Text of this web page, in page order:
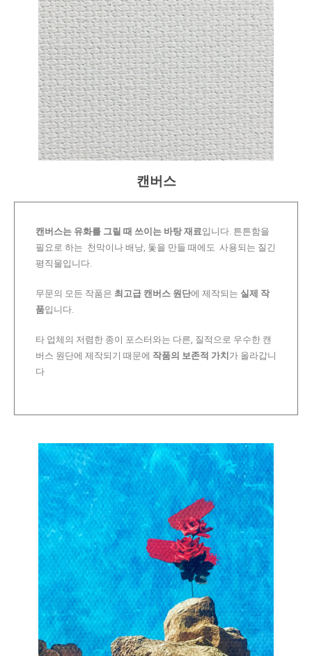
캔버스
캔버스는 유화를 그릴 때 쓰이는 바탕 재료입니다. 튼튼함을
필요로 하는 천막이나 배낭, 돛을 만들 때에도 사용되는 질긴
평직물입니다.
무문의 모든 작품은 최고급 캔버스 원단에 제작되는 실제 작
품입니다.
타 업체의 저렴한 종이 포스터와는 다른, 질적으로 우수한 캔
버스 원단에 제작되기 때문에 작품의 보존적 가치 가 올라갑니
다